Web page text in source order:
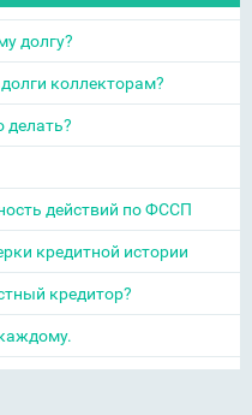
долгу?
коллекторам?
делать?
действий по ФССП
кредитной истории
кредитор?